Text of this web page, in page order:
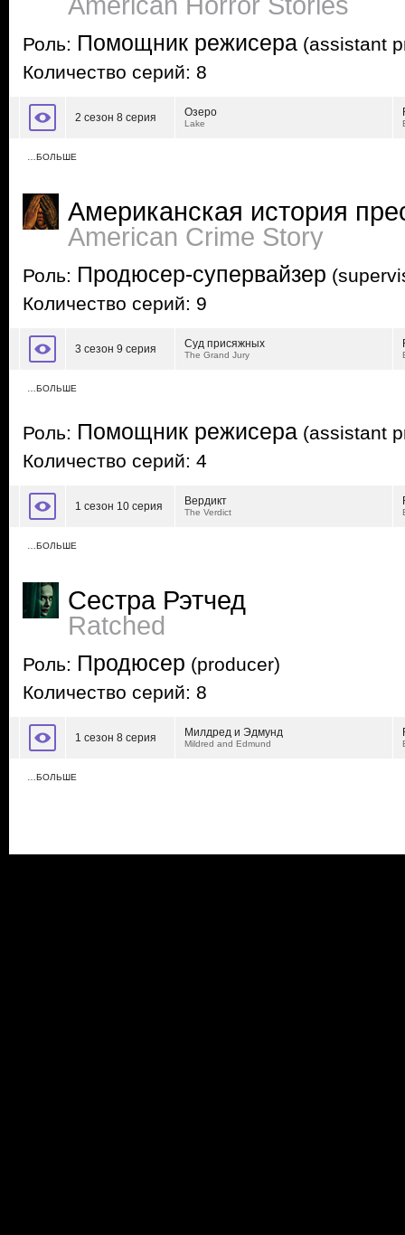
Роль: Помощник режисера (assistant
Количество серий: 8
2 сезон 8 серия Озеро
Lake
…БОЛЬШЕ
Американская история
American Crime Story
Роль: Продюсер-супервайзер
Количество серий: 9
3 сезон 9 серия Суд присяжных
The Grand Jury
…БОЛЬШЕ
Роль: Помощник режисера (assistant
Количество серий: 4
1 сезон 10 серия Вердикт
The Verdict
…БОЛЬШЕ
Сестра Рэтчед
Ratched
Роль: Продюсер (producer)
Количество серий: 8
1 сезон 8 серия Милдред и Эдмунд
Mildred and Edmund
…БОЛЬШЕ